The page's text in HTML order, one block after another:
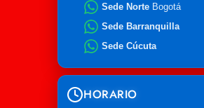
Sede Norte Bogotá
Sede Barranquilla
Sede Cúcuta
HORARIO